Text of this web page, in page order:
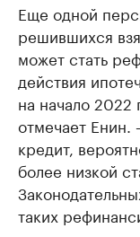
Еще одной
решившихся
может стать
действия
на начало
отмечает
кредит,
более низкой
таких